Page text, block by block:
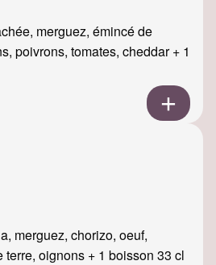
merguez, émincé de
poivrons, tomates, cheddar + 1
merguez, chorizo, oeuf,
terre, oignons + 1 boisson 33 cl